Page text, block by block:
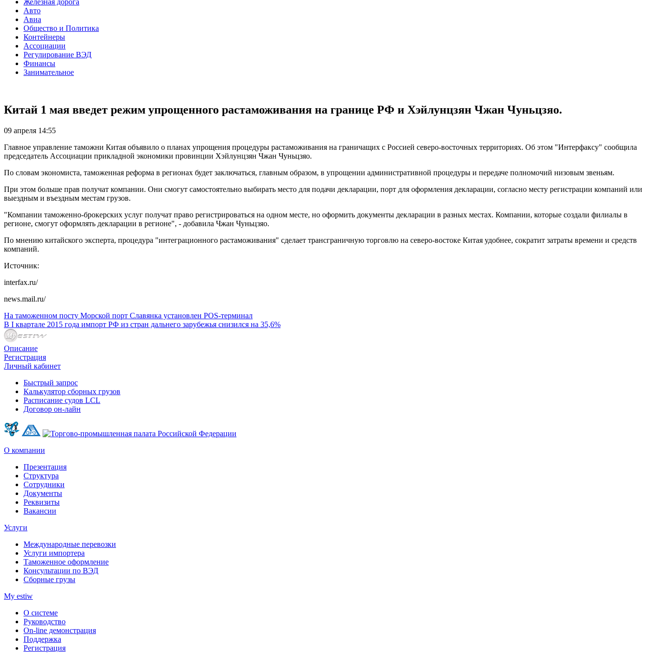
Авто
Авиа
Общество и Политика
Контейнеры
Ассоциации
Регулирование ВЭД
Финансы
Занимательное
Китай 1 мая введет режим упрощенного растаможивания на границе РФ и Хэйлунцзян Чжан Чуньцзяо.
09 апреля 14:55
Главное управление таможни Китая объявило о планах упрощения процедуры растаможивания на граничащих с Россией северо-восточных территориях. Об этом "Интерфаксу" сообщила
председатель Ассоциации прикладной экономики провинции Хэйлунцзян Чжан Чуньцзяо.
По словам экономиста, таможенная реформа в регионах будет заключаться, главным образом, в упрощении административной процедуры и передаче полномочий низовым звеньям.
При этом больше прав получат компании. Они смогут самостоятельно выбирать место для подачи декларации, порт для оформления декларации, согласно месту регистрации компаний или
выездным и въездным местам грузов.
"Компании таможенно-брокерских услуг получат право регистрироваться на одном месте, но оформить документы декларации в разных местах. Компании, которые создали филиалы в
регионе, смогут оформлять декларации в регионе", - добавила Чжан Чуньцзяо.
По мнению китайского эксперта, процедура "интеграционного растаможивания" сделает трансграничную торговлю на северо-востоке Китая удобнее, сократит затраты времени и средств
компаний.
Источник:
interfax.ru/
news.mail.ru/
На таможенном посту Морской порт Славянка установлен РОS-терминал
В I квартале 2015 года импорт РФ из стран дальнего зарубежья снизился на 35,6%
Описание
Регистрация
Личный кабинет
Быстрый запрос
Калькулятор сборных грузов
Расписание судов LCL
Договор он-лайн
О компании
Презентация
Структура
Сотрудники
Документы
Реквизиты
Вакансии
Услуги
Международные перевозки
Услуги импортера
Таможенное оформление
Консультации по ВЭД
Сборные грузы
My estiw
О системе
Руководство
On-line демонстрация
Поддержка
Регистрация